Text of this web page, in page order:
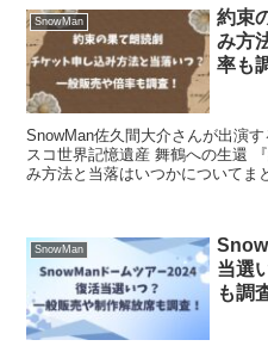
SnowMan
約束
み方
率も
SnowMan佐久間大介さんが出演
スコ世界記憶遺産 舞鶴への⽣還
み方法と当落はいつかについてま
SnowMan
当選
も調